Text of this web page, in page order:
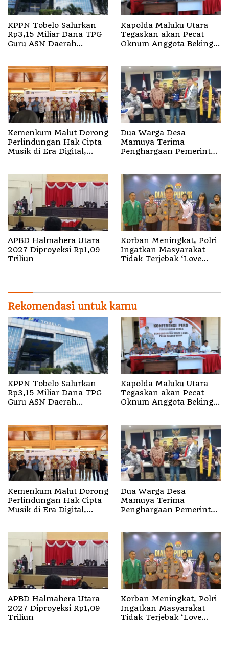
KPPN Tobelo Salurkan
Rp3,15 Miliar Dana TPG
Guru ASN Daerah
Kapolda Maluku Utara
Tegaskan akan Pecat
Oknum Anggota Bekingi
Kemenkum Malut Dorong
Perlindungan Hak Cipta
Musik di Era Digital,
Penguatan Royalti
Dua Warga Desa
Mamuya Terima
Penghargaan Pemerintah
Dukono
APBD Halmahera Utara
2027 Diproyeksi Rp1,09
Triliun
Korban Meningkat, Polri
Ingatkan Masyarakat
Tidak Terjebak ‘Love
Rekomendasi untuk kamu
KPPN Tobelo Salurkan
Rp3,15 Miliar Dana TPG
Guru ASN Daerah
Kapolda Maluku Utara
Tegaskan akan Pecat
Oknum Anggota Bekingi
Kemenkum Malut Dorong
Perlindungan Hak Cipta
Musik di Era Digital,
Penguatan Royalti
Dua Warga Desa
Mamuya Terima
Penghargaan Pemerintah
Dukono
APBD Halmahera Utara
2027 Diproyeksi Rp1,09
Triliun
Korban Meningkat, Polri
Ingatkan Masyarakat
Tidak Terjebak ‘Love